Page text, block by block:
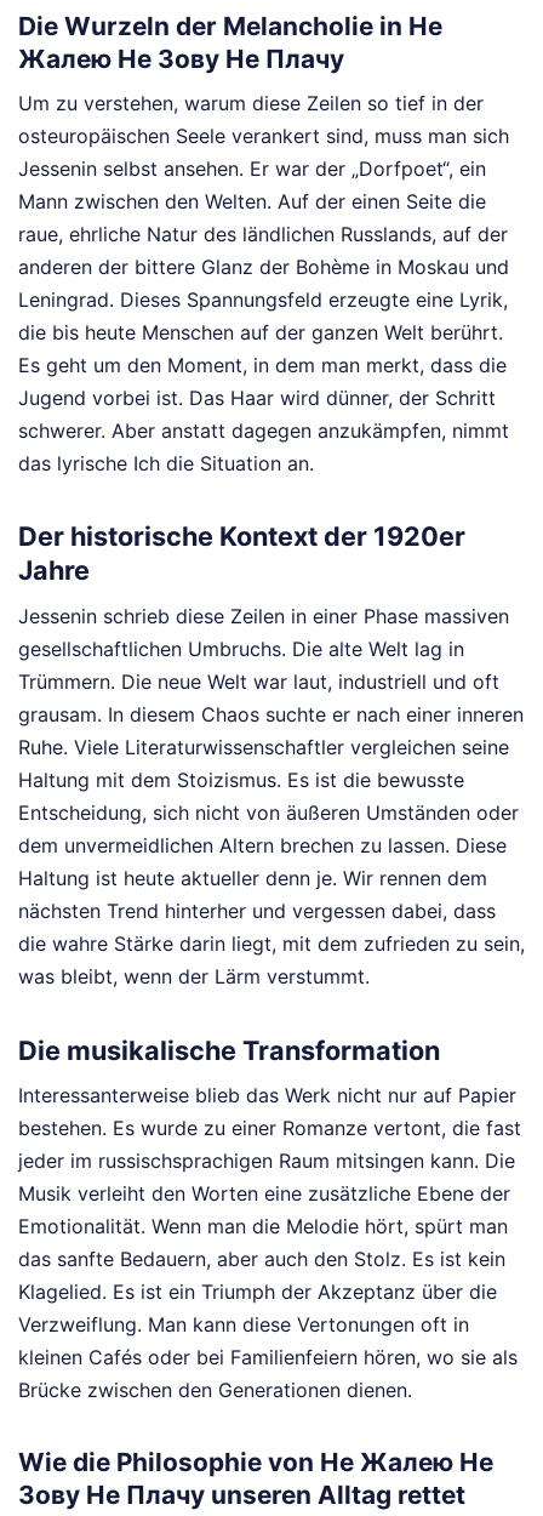
Die Wurzeln der Melancholie in Не
Жалею Не Зову Не Плачу
Um zu verstehen, warum diese Zeilen so tief in der
osteuropäischen Seele verankert sind, muss man sich
Jessenin selbst ansehen. Er war der „Dorfpoet“, ein
Mann zwischen den Welten. Auf der einen Seite die
raue, ehrliche Natur des ländlichen Russlands, auf der
anderen der bittere Glanz der Bohème in Moskau und
Leningrad. Dieses Spannungsfeld erzeugte eine Lyrik,
die bis heute Menschen auf der ganzen Welt berührt.
Es geht um den Moment, in dem man merkt, dass die
Jugend vorbei ist. Das Haar wird dünner, der Schritt
schwerer. Aber anstatt dagegen anzukämpfen, nimmt
das lyrische Ich die Situation an.
Der historische Kontext der 1920er
Jahre
Jessenin schrieb diese Zeilen in einer Phase massiven
gesellschaftlichen Umbruchs. Die alte Welt lag in
Trümmern. Die neue Welt war laut, industriell und oft
grausam. In diesem Chaos suchte er nach einer inneren
Ruhe. Viele Literaturwissenschaftler vergleichen seine
Haltung mit dem Stoizismus. Es ist die bewusste
Entscheidung, sich nicht von äußeren Umständen oder
dem unvermeidlichen Altern brechen zu lassen. Diese
Haltung ist heute aktueller denn je. Wir rennen dem
nächsten Trend hinterher und vergessen dabei, dass
die wahre Stärke darin liegt, mit dem zufrieden zu sein,
was bleibt, wenn der Lärm verstummt.
Die musikalische Transformation
Interessanterweise blieb das Werk nicht nur auf Papier
bestehen. Es wurde zu einer Romanze vertont, die fast
jeder im russischsprachigen Raum mitsingen kann. Die
Musik verleiht den Worten eine zusätzliche Ebene der
Emotionalität. Wenn man die Melodie hört, spürt man
das sanfte Bedauern, aber auch den Stolz. Es ist kein
Klagelied. Es ist ein Triumph der Akzeptanz über die
Verzweiflung. Man kann diese Vertonungen oft in
kleinen Cafés oder bei Familienfeiern hören, wo sie als
Brücke zwischen den Generationen dienen.
Wie die Philosophie von Не Жалею Не
Зову Не Плачу unseren Alltag rettet